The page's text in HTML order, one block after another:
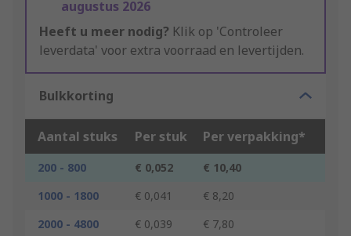
augustus 2026
Heeft u meer nodig? Klik op 'Controleer
leverdata' voor extra voorraad en levertijden.
Bulkkorting
Aantal stuks Per stuk Per verpakking*
200 - 800 € 0,052
€ 10,40
1000 - 1800
€ 0,041
€ 8,20
2000 - 4800
€ 0,039
€ 7,80